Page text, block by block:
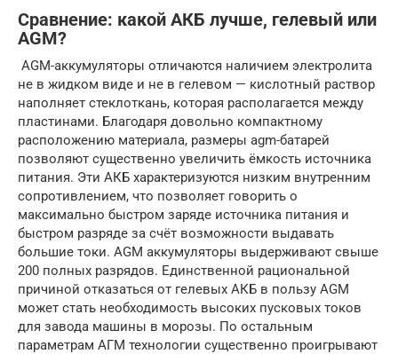
Сравнение: какой АКБ лучше, гелевый или
AGM?
AGM-аккумуляторы отличаются наличием электролита
не в жидком виде и не в гелевом — кислотный раствор
наполняет стеклоткань, которая располагается между
пластинами. Благодаря довольно компактному
расположению материала, размеры agm-батарей
позволяют существенно увеличить ёмкость источника
питания. Эти АКБ характеризуются низким внутренним
сопротивлением, что позволяет говорить о
максимально быстром заряде источника питания и
быстром разряде за счёт возможности выдавать
большие токи. AGM аккумуляторы выдерживают свыше
200 полных разрядов. Единственной рациональной
причиной отказаться от гелевых АКБ в пользу AGM
может стать необходимость высоких пусковых токов
для завода машины в морозы. По остальным
параметрам АГМ технологии существенно проигрывают